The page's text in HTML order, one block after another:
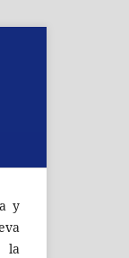
y
la